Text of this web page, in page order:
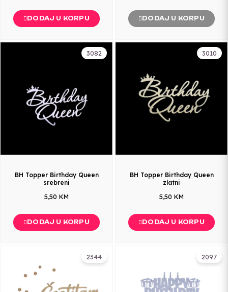
DODAJ U KORPU DODAJ U KORPU
3082
BH Topper Birthday Queen
srebreni
5,50 KM
DODAJ U KORPU
3010
BH Topper Birthday Queen
zlatni
5,50 KM
DODAJ U KORPU
2344 2097